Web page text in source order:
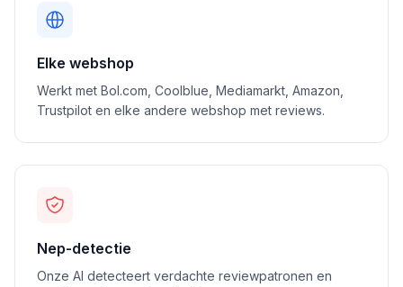
Elke webshop
Werkt met Bol.com, Coolblue, Mediamarkt, Amazon,
Trustpilot en elke andere webshop met reviews.
Nep-detectie
Onze AI detecteert verdachte reviewpatronen en